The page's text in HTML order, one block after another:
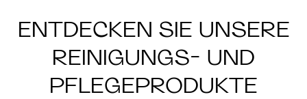
ENTDECKEN SIE UNSERE
REINIGUNGS- UND
PFLEGEPRODUKTE